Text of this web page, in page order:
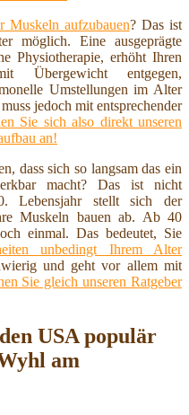
Muskeln aufzubauen? Das ist
möglich. Eine ausgeprägte
Physiotherapie, erhöht Ihren
Übergewicht entgegen,
Umstellungen im Alter
jedoch mit entsprechender
Sie sich also direkt unseren
an!
dass sich so langsam das ein
macht? Das ist nicht
Lebensjahr stellt sich der
Muskeln bauen ab. Ab 40
einmal. Das bedeutet, Sie
unbedingt Ihrem Alter
und geht vor allem mit
Sie gleich unseren Ratgeber
USA populär
am